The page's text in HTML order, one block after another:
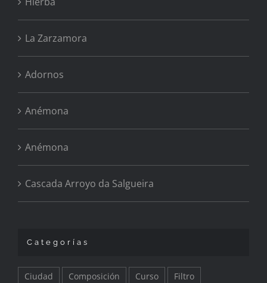
La Zarzamora
Adornos
Anémona
Anémona
Cascada Arroyo da Salgueira
Categorías
Ciudad Composición Curso Filtro